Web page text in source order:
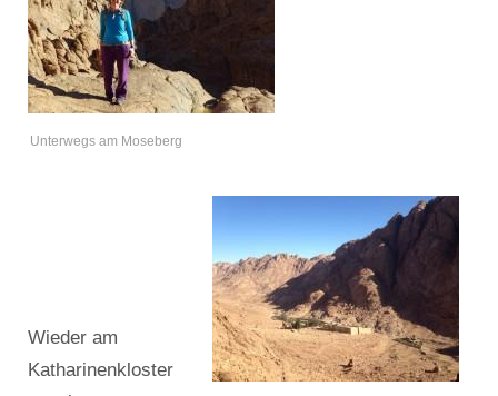
Unterwegs am Moseberg
Wieder am
Katharinenkloster